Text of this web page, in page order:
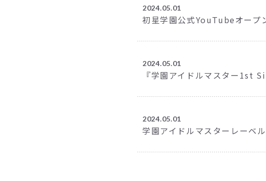
2024.05.01
初星学園公式YouTubeオープ
2024.05.01
『学園アイドルマスター1st
2024.05.01
学園アイドルマスターレーベ